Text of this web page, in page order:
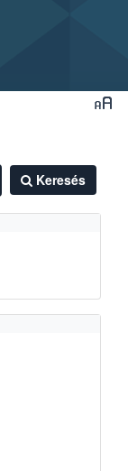
Keresés